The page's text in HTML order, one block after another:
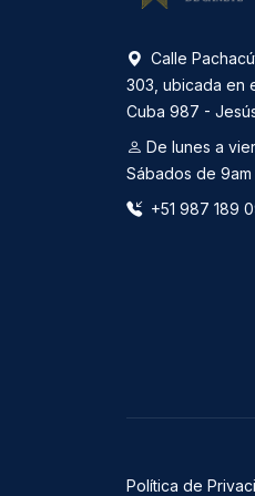
Calle
303, ubicada en
Cuba 987 -
De lunes a
Sábados de 9am
+51 987 189
Política de